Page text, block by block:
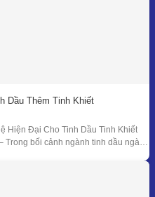
Dầu Thêm Tinh Khiết
Hiện Đại Cho Tinh Dầu Tinh Khiết
bối cảnh ngành tinh dầu ngày
và hiệu quả sinh học, phương